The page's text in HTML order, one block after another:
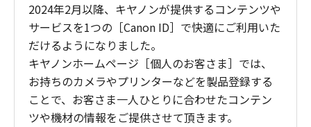
2024年2月以降、キヤノンが提供するコンテンツや
サービスを1つの［Canon ID］で快適にご利用いた
だけるようになりました。
キヤノンホームページ［個人のお客さま］では、
お持ちのカメラやプリンターなどを製品登録する
ことで、お客さま一人ひとりに合わせたコンテン
ツや機材の情報をご提供させて頂きます。